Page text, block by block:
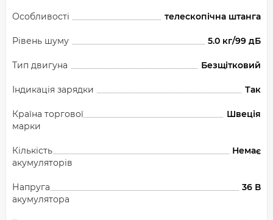
Особливості телескопічна штанга
Рівень шуму 5.0 кг/99 дБ
Тип двигуна Безщітковий
Індикація зарядки Так
Країна торгової
марки
Швеція
Кількість
акумуляторів
Немає
Напруга
акумулятора
36 В